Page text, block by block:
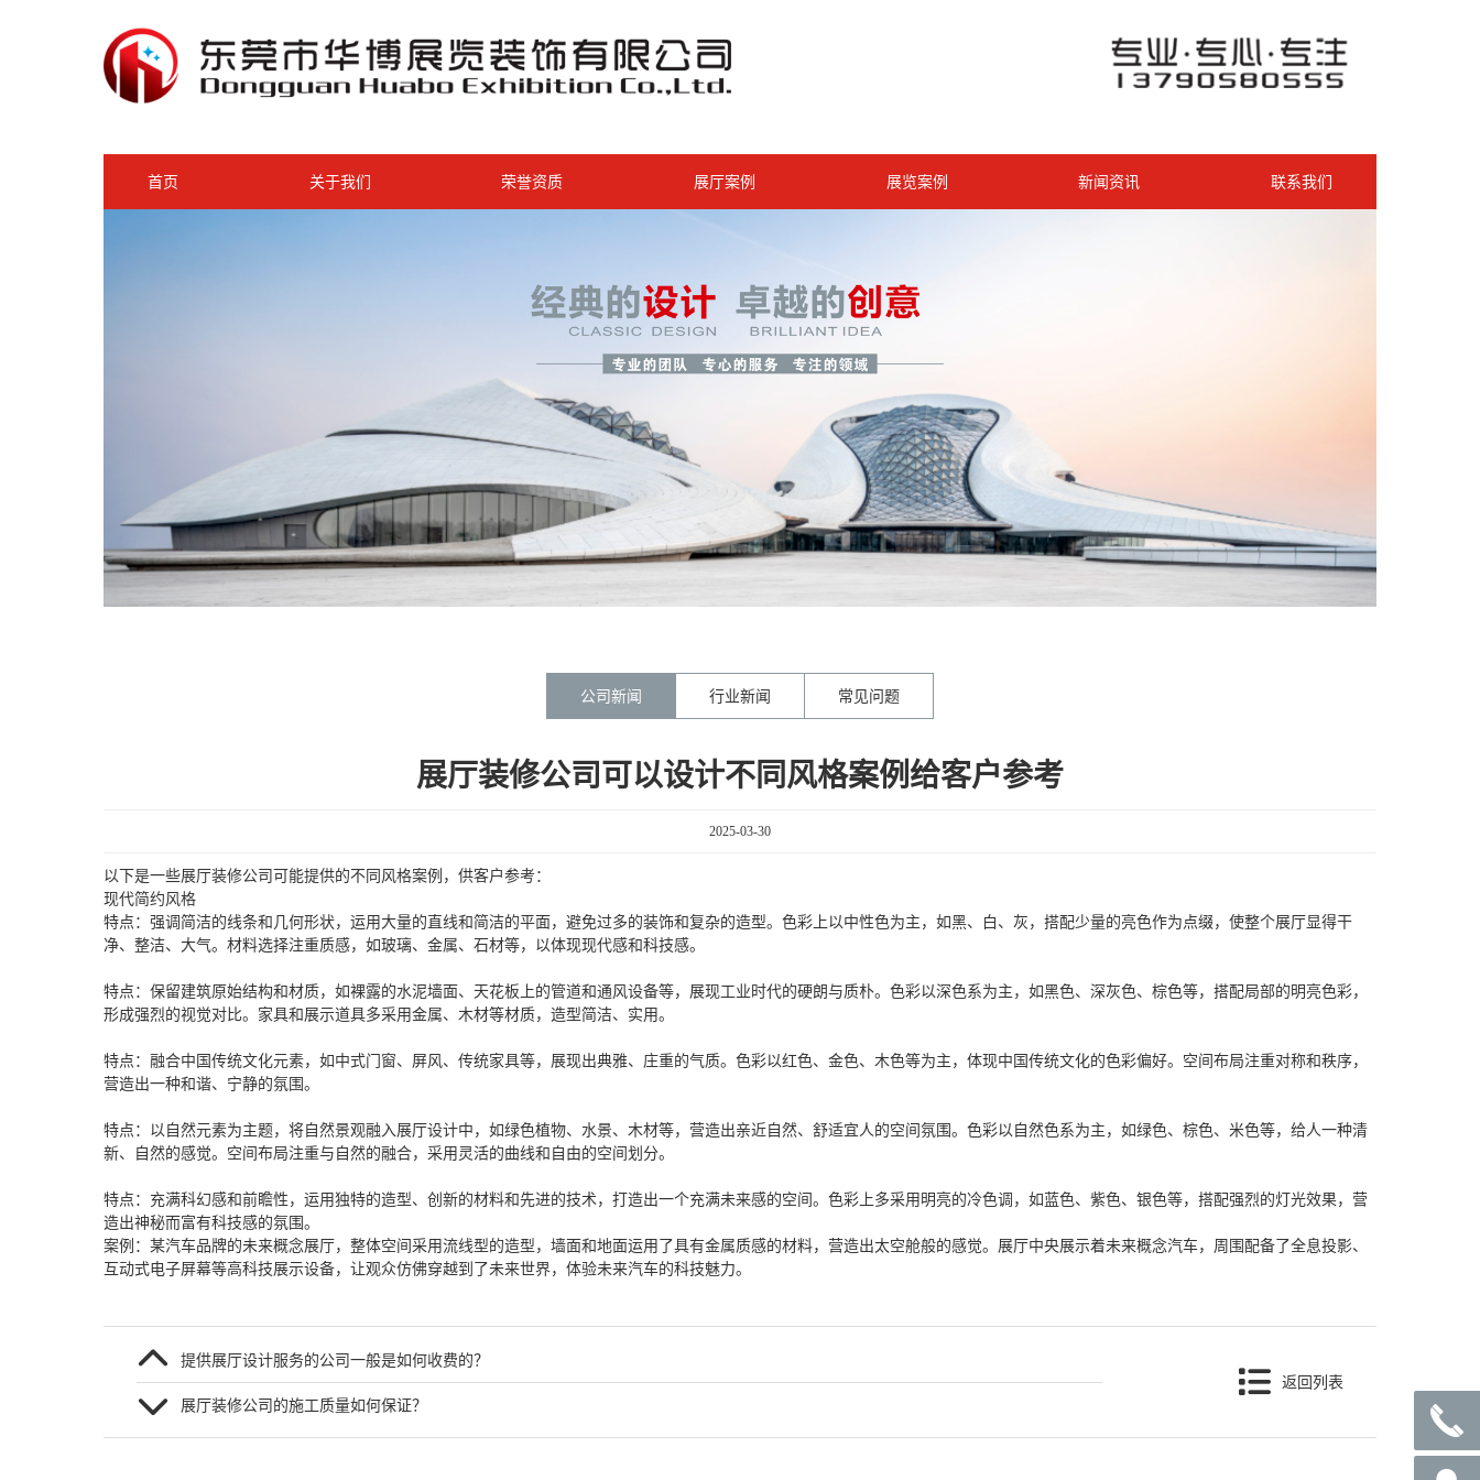
首页 关于我们 荣誉资质 展厅案例 展览案例 新闻资讯 联系我们
公司新闻 行业新闻 常见问题
展厅装修公司可以设计不同风格案例给客户参考
2025-03-30
以下是一些展厅装修公司可能提供的不同风格案例，供客户参考：
现代简约风格
特点：强调简洁的线条和几何形状，运用大量的直线和简洁的平面，避免过多的装饰和复杂的造型。色彩上以中性色为主，如黑、白、灰，搭配少量的亮色作为点缀，使整个展厅显得干
净、整洁、大气。材料选择注重质感，如玻璃、金属、石材等，以体现现代感和科技感。
特点：保留建筑原始结构和材质，如裸露的水泥墙面、天花板上的管道和通风设备等，展现工业时代的硬朗与质朴。色彩以深色系为主，如黑色、深灰色、棕色等，搭配局部的明亮色彩，
形成强烈的视觉对比。家具和展示道具多采用金属、木材等材质，造型简洁、实用。
特点：融合中国传统文化元素，如中式门窗、屏风、传统家具等，展现出典雅、庄重的气质。色彩以红色、金色、木色等为主，体现中国传统文化的色彩偏好。空间布局注重对称和秩序，
营造出一种和谐、宁静的氛围。
特点：以自然元素为主题，将自然景观融入展厅设计中，如绿色植物、水景、木材等，营造出亲近自然、舒适宜人的空间氛围。色彩以自然色系为主，如绿色、棕色、米色等，给人一种清
新、自然的感觉。空间布局注重与自然的融合，采用灵活的曲线和自由的空间划分。
特点：充满科幻感和前瞻性，运用独特的造型、创新的材料和先进的技术，打造出一个充满未来感的空间。色彩上多采用明亮的冷色调，如蓝色、紫色、银色等，搭配强烈的灯光效果，营
造出神秘而富有科技感的氛围。
案例：某汽车品牌的未来概念展厅，整体空间采用流线型的造型，墙面和地面运用了具有金属质感的材料，营造出太空舱般的感觉。展厅中央展示着未来概念汽车，周围配备了全息投影、
互动式电子屏幕等高科技展示设备，让观众仿佛穿越到了未来世界，体验未来汽车的科技魅力。
提供展厅设计服务的公司一般是如何收费的？
返回列表
展厅装修公司的施工质量如何保证？